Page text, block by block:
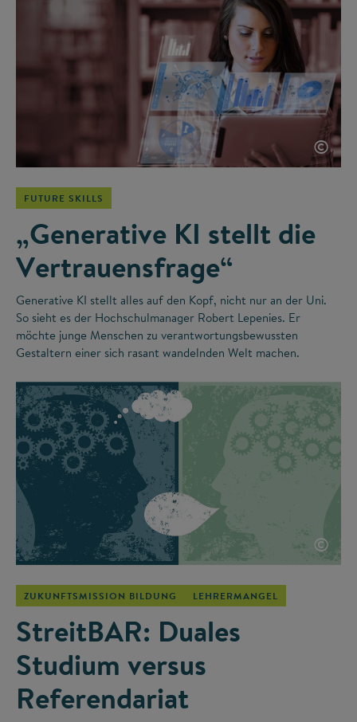
©
FUTURE SKILLS
„Generative KI stellt die
Vertrauensfrage“
Generative KI stellt alles auf den Kopf, nicht nur an der Uni.
So sieht es der Hochschulmanager Robert Lepenies. Er
möchte junge Menschen zu verantwortungsbewussten
Gestaltern einer sich rasant wandelnden Welt machen.
©
ZUKUNFTSMISSION BILDUNG LEHRERMANGEL
StreitBAR: Duales
Studium versus
Referendariat